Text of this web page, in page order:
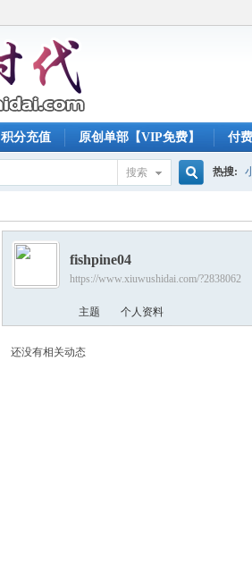
积分充值 原创单部【VIP免费】 付
搜索
索
热搜:
fishpine04
https://www.xiuwushidai.com/?2838062
主题 个人资料
还没有相关动态